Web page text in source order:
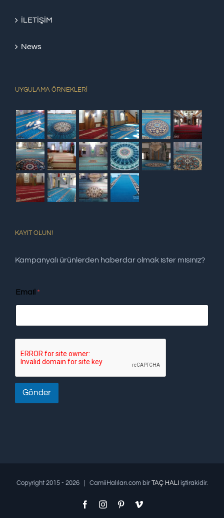
İLETİŞİM
News
UYGULAMA ÖRNEKLERİ
KAYIT OLUN!
Kampanyalı ürünlerden haberdar olmak ister misiniz?
Email *
Gönder
Copyright 2015 - 2026 | CamiiHalıları.com birTAÇ HALI iştirakidir.
FacebookInstagramPinterestVimeo